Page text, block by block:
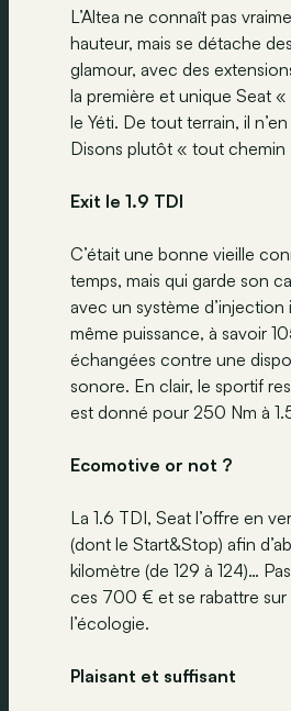
L’Altea ne connaît pas
hauteur, mais se détache
glamour, avec des
la première et unique Seat
le Yéti. De tout terrain, il
Disons plutôt « tout chemin
Exit le 1.9 TDI
C’était une bonne vieille
temps, mais qui garde son
avec un système
même puissance, à savoir
échangées contre une
sonore. En clair, le sportif
est donné pour 250 Nm à
Ecomotive or not ?
La 1.6 TDI, Seat l’offre en
(dont le Start&Stop) afin
kilomètre (de 129 à 124)…
ces 700 € et se rabattre sur
l’écologie.
Plaisant et suffisant